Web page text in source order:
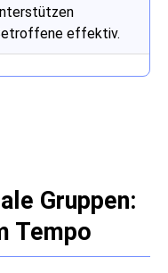
effektiv.
Gruppen:
Tempo